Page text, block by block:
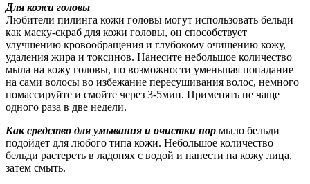
Для кожи головы
Любители пилинга кожи головы могут использовать бельди
как маску-скраб для кожи головы, он способствует
улучшению кровообращения и глубокому очищению кожу,
удаления жира и токсинов. Нанесите небольшое количество
мыла на кожу головы, по возможности уменьшая попадание
на сами волосы во избежание пересушивания волос, немного
помассируйте и смойте через 3-5мин. Применять не чаще
одного раза в две недели.
Как средство для умывания и очистки пор мыло бельди
подойдет для любого типа кожи. Небольшое количество
бельди растереть в ладонях с водой и нанести на кожу лица,
затем смыть.